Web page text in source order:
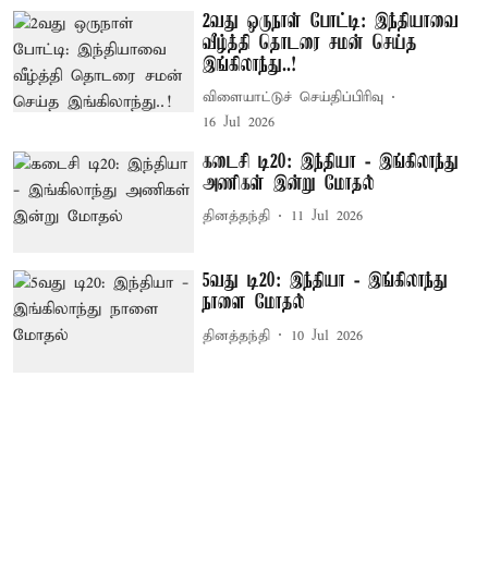
2வது ஒருநாள் போட்டி: இந்தியாவை
வீழ்த்தி தொடரை சமன் செய்த
இங்கிலாந்து..!
விளையாட்டுச் செய்திப்பிரிவு
16 Jul 2026
கடைசி டி20: இந்தியா - இங்கிலாந்து
அணிகள் இன்று மோதல்
தினத்தந்தி 11 Jul 2026
5வது டி20: இந்தியா - இங்கிலாந்து
நாளை மோதல்
தினத்தந்தி 10 Jul 2026